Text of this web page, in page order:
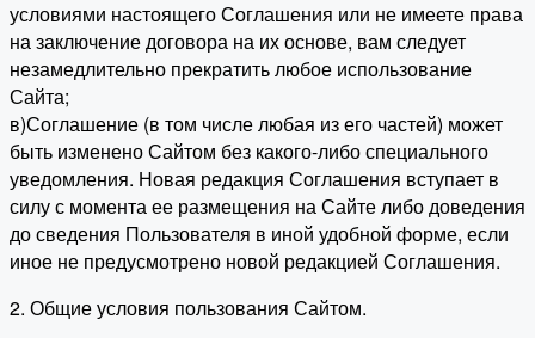
условиями настоящего Соглашения или не имеете права
на заключение договора на их основе, вам следует
незамедлительно прекратить любое использование
Сайта;
в)Соглашение (в том числе любая из его частей) может
быть изменено Сайтом без какого-либо специального
уведомления. Новая редакция Соглашения вступает в
силу с момента ее размещения на Сайте либо доведения
до сведения Пользователя в иной удобной форме, если
иное не предусмотрено новой редакцией Соглашения.
2. Общие условия пользования Сайтом.